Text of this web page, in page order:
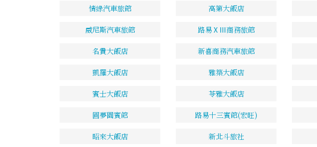
情綠汽車旅館 高第大飯店
威尼斯汽車旅館 路易ⅩⅢ商務旅館
名貴大飯店 新喜商務汽車旅館
凱羅大飯店 雅築大飯店
賓士大飯店 苓雅大飯店
圓夢園賓館 路易十三賓館(宏旺)
昭來大飯店 新北斗旅社